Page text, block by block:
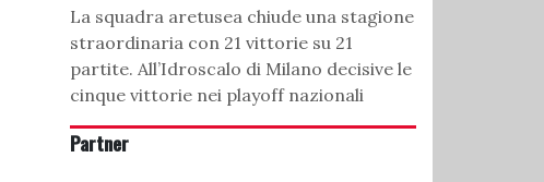
La squadra aretusea chiude una stagione
straordinaria con 21 vittorie su 21
partite. All’Idroscalo di Milano decisive le
cinque vittorie nei playoff nazionali
Partner